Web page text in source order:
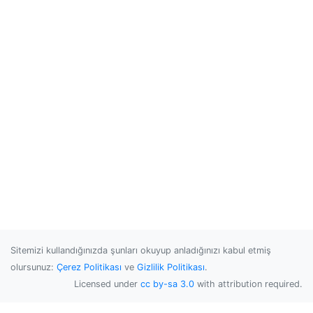
Sitemizi kullandığınızda şunları okuyup anladığınızı kabul etmiş
olursunuz: Çerez Politikası ve Gizlilik Politikası.
Licensed under cc by-sa 3.0 with attribution required.